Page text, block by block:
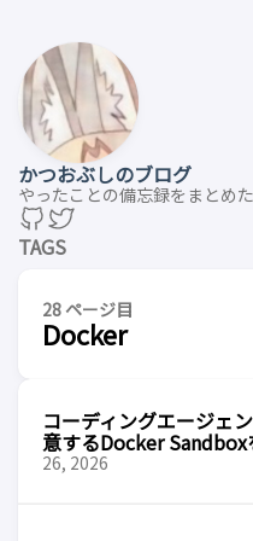
かつおぶしのブログ
やったことの備忘録をまとめ
TAGS
28 ページ目
Docker
コーディングエージェ
意するDocker Sandbox
26, 2026